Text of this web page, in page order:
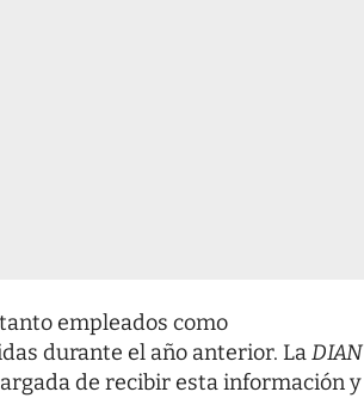
empleados como
durante el año anterior. LaDIAN
de recibir esta información y